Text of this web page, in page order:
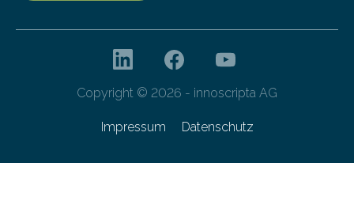
Copyright © 2026 - innoscripta AG
Impressum Datenschutz